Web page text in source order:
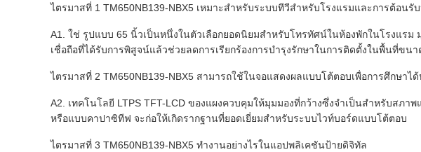
ไตรมาสที่ 1 TM650NB139-NBX5 เหมาะสำหรับระบบทีวีสำหรับโรงแรมและการต้อนรั
A1. ใช่ รูปแบบ 65 นิ้วเป็นหนึ่งในตัวเลือกยอดนิยมสำหรับโทรทัศน์ในห้องพักในโรงแร
เชื่อถือที่ได้รับการพิสูจน์แล้วช่วยลดการเรียกร้องการบำรุงรักษาในการติดตั้งในพื้นที่ขน
ไตรมาสที่ 2 TM650NB139-NBX5 สามารถใช้ในจอแสดงผลแบบโต้ตอบเพื่อการศึกษาได้
A2. เทคโนโลยี LTPS TFT-LCD ของแผงควบคุมให้มุมมองที่กว้างซึ่งจำเป็นสำหรับสภ
หรือแบบคาปาซิทีฟ จะก่อให้เกิดรากฐานที่ยอดเยี่ยมสำหรับระบบไวท์บอร์ดแบบโต้ตอบ
ไตรมาสที่ 3 TM650NB139-NBX5 ทำงานอย่างไรในแอปพลิเคชันป้ายดิจิทัล